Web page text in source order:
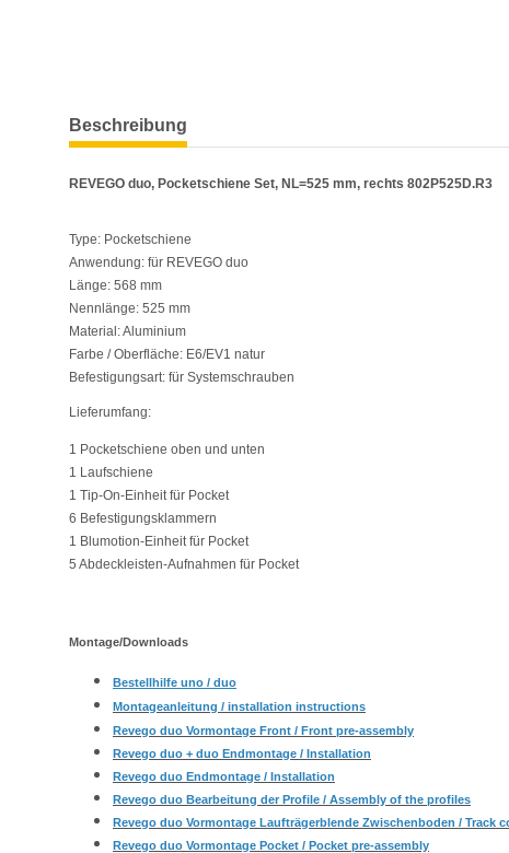
weitere Registerkarten anzeigen
Beschreibung
REVEGO duo, Pocketschiene Set, NL=525 mm, rechts 802P525D.R3
Type: Pocketschiene
Anwendung: für REVEGO duo
Länge: 568 mm
Nennlänge: 525 mm
Material: Aluminium
Farbe / Oberfläche: E6/EV1 natur
Befestigungsart: für Systemschrauben
Lieferumfang:
1 Pocketschiene oben und unten
1 Laufschiene
1 Tip-On-Einheit für Pocket
6 Befestigungsklammern
1 Blumotion-Einheit für Pocket
5 Abdeckleisten-Aufnahmen für Pocket
Montage/Downloads
Bestellhilfe uno / duo
Montageanleitung / installation instructions
Revego duo Vormontage Front / Front pre-assembly
Revego duo + duo Endmontage / Installation
Revego duo Endmontage / Installation
Revego duo Bearbeitung der Profile / Assembly of the profiles
Revego duo Vormontage Laufträgerblende Zwischenboden / Track
Revego duo Vormontage Pocket / Pocket pre-assembly